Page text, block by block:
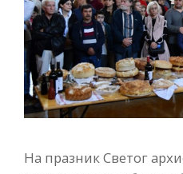
На празник Светог